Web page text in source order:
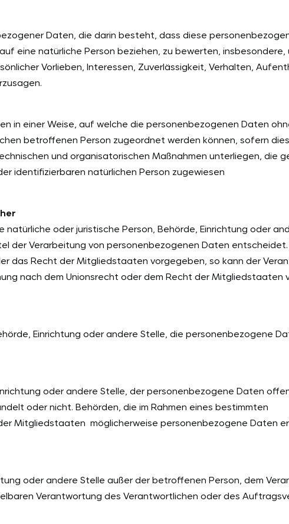
Daten, die darin besteht, dass diese
eine natürliche Person beziehen, zu bewerten, insbesondere,
Vorlieben, Interessen, Zuverlässigkeit, Verhalten,
in einer Weise, auf welche die personenbezogenen Daten
betroffenen Person zugeordnet werden können, sofern
und organisatorischen Maßnahmen unterliegen, die
identifizierbaren natürlichen Person zugewiesen
oder juristische Person, Behörde, Einrichtung oder
der Verarbeitung von personenbezogenen Daten entscheidet.
das Recht der Mitgliedstaaten vorgegeben, so kann der
nach dem Unionsrecht oder dem Recht der Mitgliedstaaten
Einrichtung oder andere Stelle, die personenbezogene
oder andere Stelle, der personenbezogene Daten
oder nicht. Behörden, die im Rahmen eines bestimmten
Mitgliedstaaten möglicherweise personenbezogene Daten
oder andere Stelle außer der betroffenen Person, dem
Verantwortung des Verantwortlichen oder des